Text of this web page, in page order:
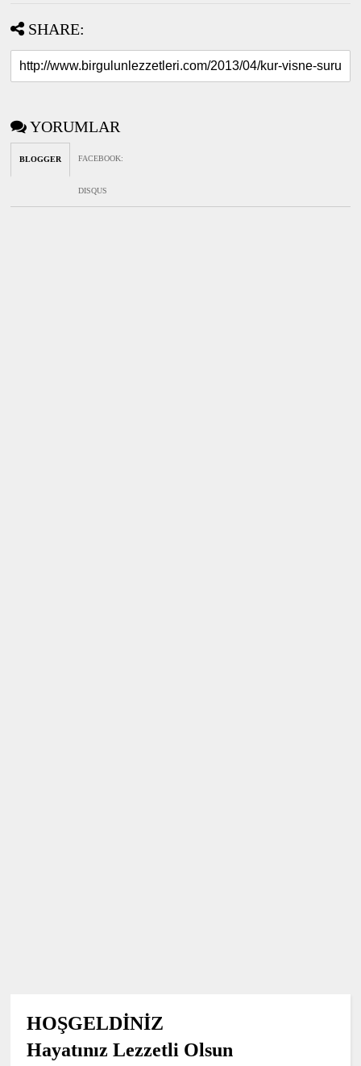
SHARE:
YORUMLAR
BLOGGER FACEBOOK:
DISQUS
HOŞGELDİNİZ
Hayatınız Lezzetli Olsun